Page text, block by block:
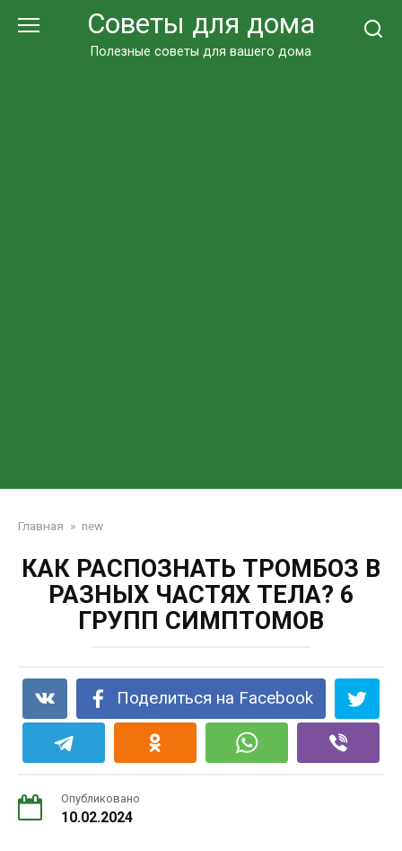
Советы для дома
Полезные советы для вашего дома
Главная » new
КАК РАСПОЗНАТЬ ТРОМБОЗ В
РАЗНЫХ ЧАСТЯХ ТЕЛА? 6
ГРУПП СИМПТОМОВ
Поделиться на Facebook
Опубликовано
10.02.2024